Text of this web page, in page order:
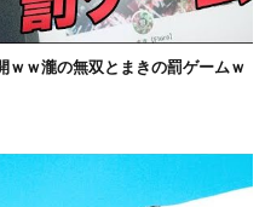
ｗｗ瀧の無双とまきの罰ゲームｗ